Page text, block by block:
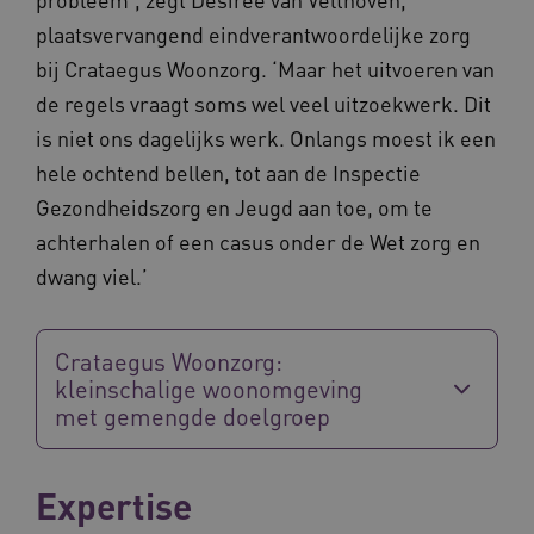
plaatsvervangend eindverantwoordelijke zorg
bij Crataegus Woonzorg. ‘Maar het uitvoeren van
de regels vraagt soms wel veel uitzoekwerk. Dit
is niet ons dagelijks werk. Onlangs moest ik een
hele ochtend bellen, tot aan de Inspectie
Gezondheidszorg en Jeugd aan toe, om te
achterhalen of een casus onder de Wet zorg en
dwang viel.’
Crataegus Woonzorg:
kleinschalige woonomgeving
met gemengde doelgroep
Expertise